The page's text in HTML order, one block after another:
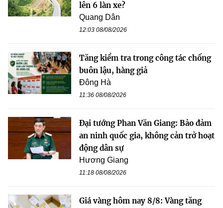
lên 6 làn xe?
Quang Dân
12:03 08/08/2026
Tăng kiểm tra trong công tác chống
buôn lậu, hàng giả
Đông Hà
11:36 08/08/2026
Đại tướng Phan Văn Giang: Bảo đảm
an ninh quốc gia, không cản trở hoạt
động dân sự
Hương Giang
11:18 08/08/2026
Giá vàng hôm nay 8/8: Vàng tăng